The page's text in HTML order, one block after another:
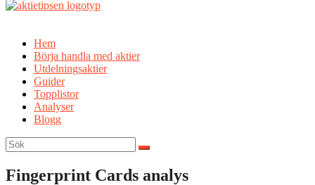
Hem
Börja handla med aktier
Utdelningsaktier
Guider
Topplistor
Analyser
Blogg
Sök
efter:
Fingerprint Cards analys